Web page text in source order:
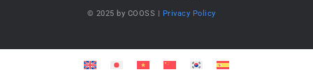
© 2025 by COOSS | Privacy Policy